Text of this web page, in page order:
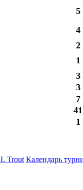
5
4
2
1
3
3
7
41
1
Trout Календарь